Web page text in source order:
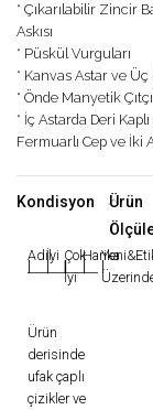
* Çıkarılabilir Zincir
Askısı
* Püskül Vurguları
* Kanvas Astar ve Üç
* Önde Manyetik
* İç Astarda Deri
Fermuarlı Cep ve İki
Kondisyon
Adilİyi
|
Çok
İyi
Harika
|
Ürün
derisinde
ufak çaplı
çizikler ve
Ürün